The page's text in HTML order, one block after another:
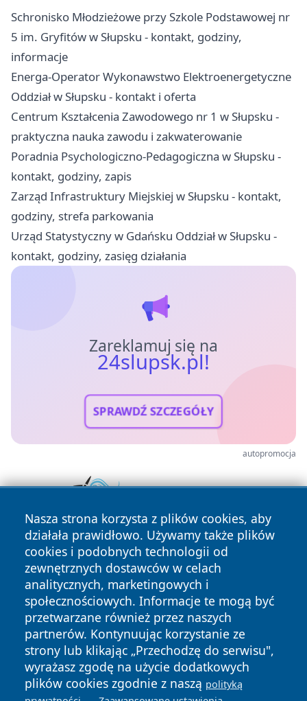
Schronisko Młodzieżowe przy Szkole Podstawowej nr
5 im. Gryfitów w Słupsku - kontakt, godziny,
informacje
Energa-Operator Wykonawstwo Elektroenergetyczne
Oddział w Słupsku - kontakt i oferta
Centrum Kształcenia Zawodowego nr 1 w Słupsku -
praktyczna nauka zawodu i zakwaterowanie
Poradnia Psychologiczno-Pedagogiczna w Słupsku -
kontakt, godziny, zapis
Zarząd Infrastruktury Miejskiej w Słupsku - kontakt,
godziny, strefa parkowania
Urząd Statystyczny w Gdańsku Oddział w Słupsku -
kontakt, godziny, zasięg działania
Zareklamuj się na
24slupsk.pl!
SPRAWDŹ SZCZEGÓŁY
autopromocja
Nasza strona korzysta z plików cookies, aby
działała prawidłowo. Używamy także plików
cookies i podobnych technologii od
zewnętrznych dostawców w celach
analitycznych, marketingowych i
społecznościowych. Informacje te mogą być
przetwarzane również przez naszych
partnerów. Kontynuując korzystanie ze
strony lub klikając „Przechodzę do serwisu",
wyrażasz zgodę na użycie dodatkowych
plików cookies zgodnie z naszą polityką
Copyright © 2026 24slupsk.pl Wszystkie prawa zastrzeżone.
News Autorzy
Polityka
Prywatności
Polityka
Cookies